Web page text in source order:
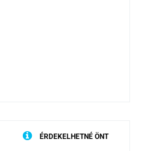
ÉRDEKELHETNÉ ÖNT